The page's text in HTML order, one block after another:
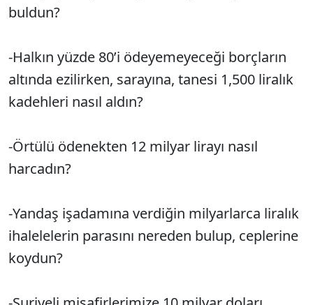
buldun?
-Halkın yüzde 80’i ödeyemeyeceği borçların
altında ezilirken, sarayına, tanesi 1,500 liralık
kadehleri nasıl aldın?
-Örtülü ödenekten 12 milyar lirayı nasıl
harcadın?
-Yandaş işadamına verdiğin milyarlarca liralık
ihalelelerin parasını nereden bulup, ceplerine
koydun?